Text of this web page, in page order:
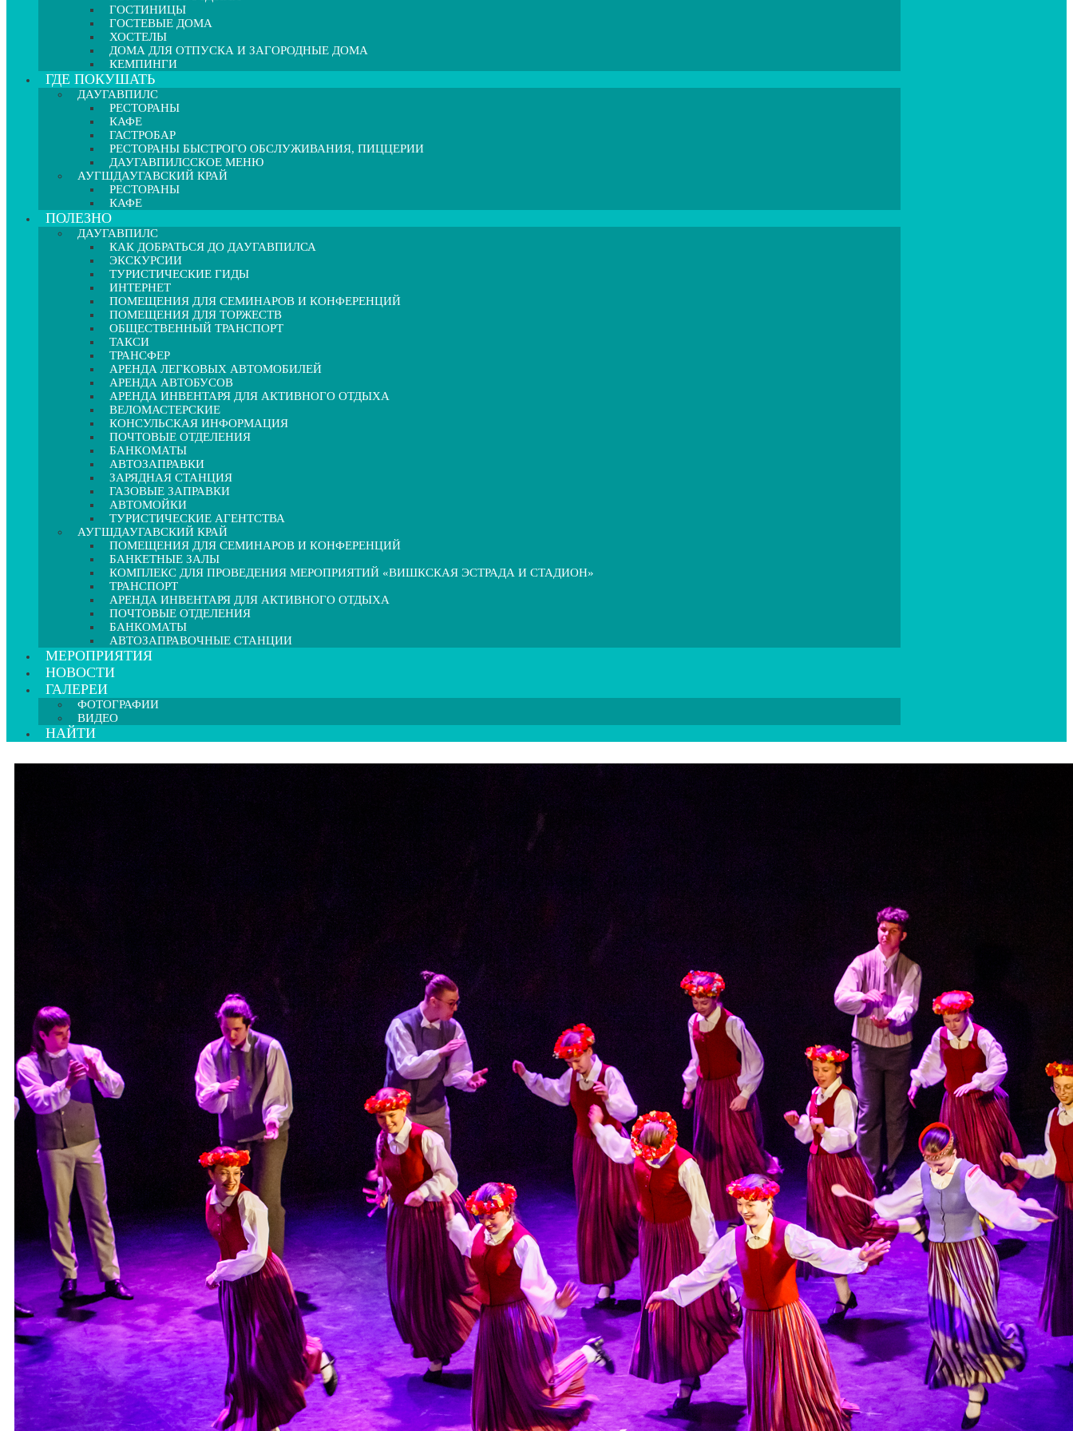
ГОСТИНИЦЫ
ГОСТЕВЫЕ ДОМА
ХОСТЕЛЫ
ДОМА ДЛЯ ОТПУСКА И ЗАГОРОДНЫЕ ДОМА
КЕМПИНГИ
ГДЕ ПОКУШАТЬ
ДАУГАВПИЛС
РЕСТОРАНЫ
КАФЕ
ГАСТРОБАР
РЕСТОРАНЫ БЫСТРОГО ОБСЛУЖИВАНИЯ, ПИЦЦЕРИИ
ДАУГАВПИЛССКОЕ МЕНЮ
АУГШДАУГАВСКИЙ КРАЙ
РЕСТОРАНЫ
КАФЕ
ПОЛЕЗНО
ДАУГАВПИЛС
КАК ДОБРАТЬСЯ ДО ДАУГАВПИЛСА
ЭКСКУРСИИ
ТУРИСТИЧЕСКИЕ ГИДЫ
ИНТЕРНЕТ
ПОМЕЩЕНИЯ ДЛЯ СЕМИНАРОВ И КОНФЕРЕНЦИЙ
ПОМЕЩЕНИЯ ДЛЯ ТОРЖЕСТВ
ОБЩЕСТВЕННЫЙ ТРАНСПОРТ
ТАКСИ
ТРАНСФЕР
АРЕНДА ЛЕГКОВЫХ АВТОМОБИЛЕЙ
АРЕНДА АВТОБУСОВ
АРЕНДА ИНВЕНТАРЯ ДЛЯ АКТИВНОГО ОТДЫХА
ВЕЛОМАСТЕРСКИЕ
КОНСУЛЬСКАЯ ИНФОРМАЦИЯ
ПОЧТОВЫЕ ОТДЕЛЕНИЯ
БАНКОМАТЫ
АВТОЗАПРАВКИ
ЗАРЯДНАЯ СТАНЦИЯ
ГАЗОВЫЕ ЗАПРАВКИ
АВТОМОЙКИ
ТУРИСТИЧЕСКИЕ АГЕНТСТВА
АУГШДАУГАВСКИЙ КРАЙ
ПОМЕЩЕНИЯ ДЛЯ СЕМИНАРОВ И КОНФЕРЕНЦИЙ
БАНКЕТНЫЕ ЗАЛЫ
КОМПЛЕКС ДЛЯ ПРОВЕДЕНИЯ МЕРОПРИЯТИЙ «ВИШКСКАЯ ЭСТРАДА И СТАДИОН»
ТРАНСПОРТ
АРЕНДА ИНВЕНТАРЯ ДЛЯ АКТИВНОГО ОТДЫХА
ПОЧТОВЫЕ ОТДЕЛЕНИЯ
БАНКОМАТЫ
АВТОЗАПРАВОЧНЫЕ СТАНЦИИ
МЕРОПРИЯТИЯ
НОВОСТИ
ГАЛЕРЕИ
ФОТОГРАФИИ
ВИДЕО
НАЙТИ